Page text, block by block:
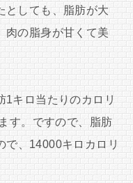
としても、脂肪が大
肉の脂身が甘くて美
1キロ当たりのカロリ
す。ですので、脂肪
で、14000キロカロリ